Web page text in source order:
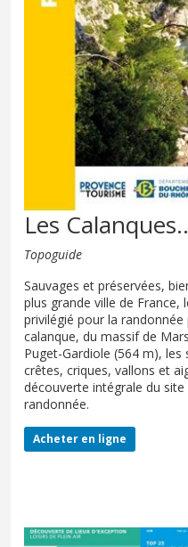
Les
Topoguide
Sauvages et préservées,
plus grande ville de France,
privilégié pour la
calanque, du massif de
Puget-Gardiole (564 m),
crêtes, criques, vallons et
découverte intégrale du
randonnée.
Acheter en ligne